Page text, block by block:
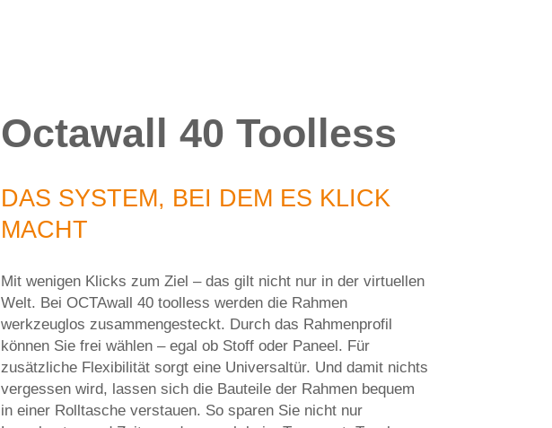
Octawall 40 Toolless
DAS SYSTEM, BEI DEM ES KLICK
MACHT
Mit wenigen Klicks zum Ziel – das gilt nicht nur in der virtuellen
Welt. Bei OCTAwall 40 toolless werden die Rahmen
werkzeuglos zusammengesteckt. Durch das Rahmenprofil
können Sie frei wählen – egal ob Stoff oder Paneel. Für
zusätzliche Flexibilität sorgt eine Universaltür. Und damit nichts
vergessen wird, lassen sich die Bauteile der Rahmen bequem
in einer Rolltasche verstauen. So sparen Sie nicht nur